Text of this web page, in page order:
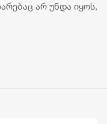
არ უნდა იყოს,